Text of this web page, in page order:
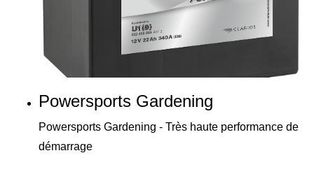
Powersports Gardening
Powersports Gardening - Très haute performance de
démarrage